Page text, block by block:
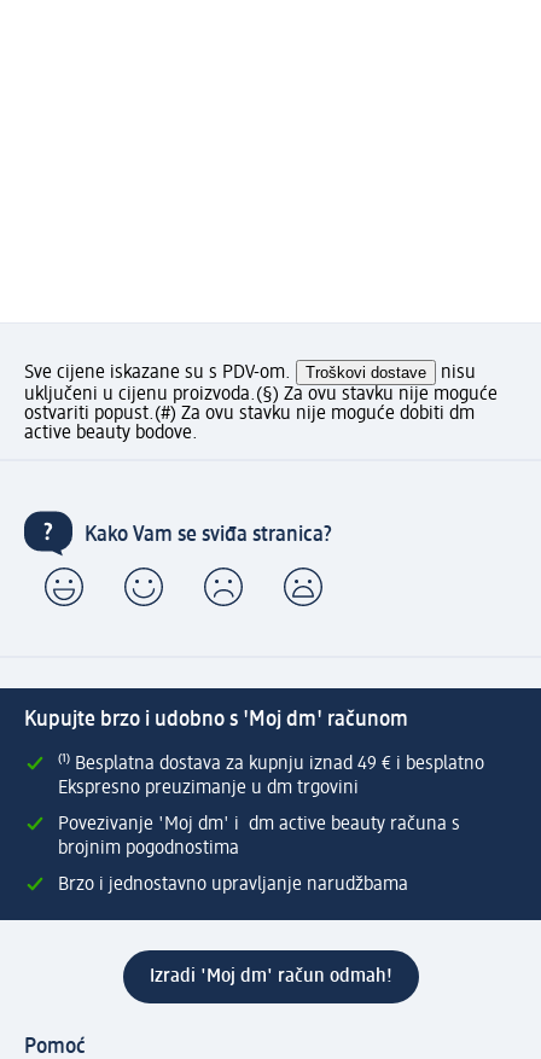
Sve cijene iskazane su s PDV-om. Troškovi dostave
nisu
uključeni u cijenu proizvoda.(§) Za ovu stavku nije moguće
ostvariti popust.(#) Za ovu stavku nije moguće dobiti dm
active beauty bodove.
Kako Vam se sviđa stranica?
Kupujte brzo i udobno s 'Moj dm' računom
⁽¹⁾ Besplatna dostava za kupnju iznad 49 € i besplatno
Ekspresno preuzimanje u dm trgovini
Povezivanje 'Moj dm' i dm active beauty računa s
brojnim pogodnostima
Brzo i jednostavno upravljanje narudžbama
Izradi 'Moj dm' račun odmah!
Pomoć